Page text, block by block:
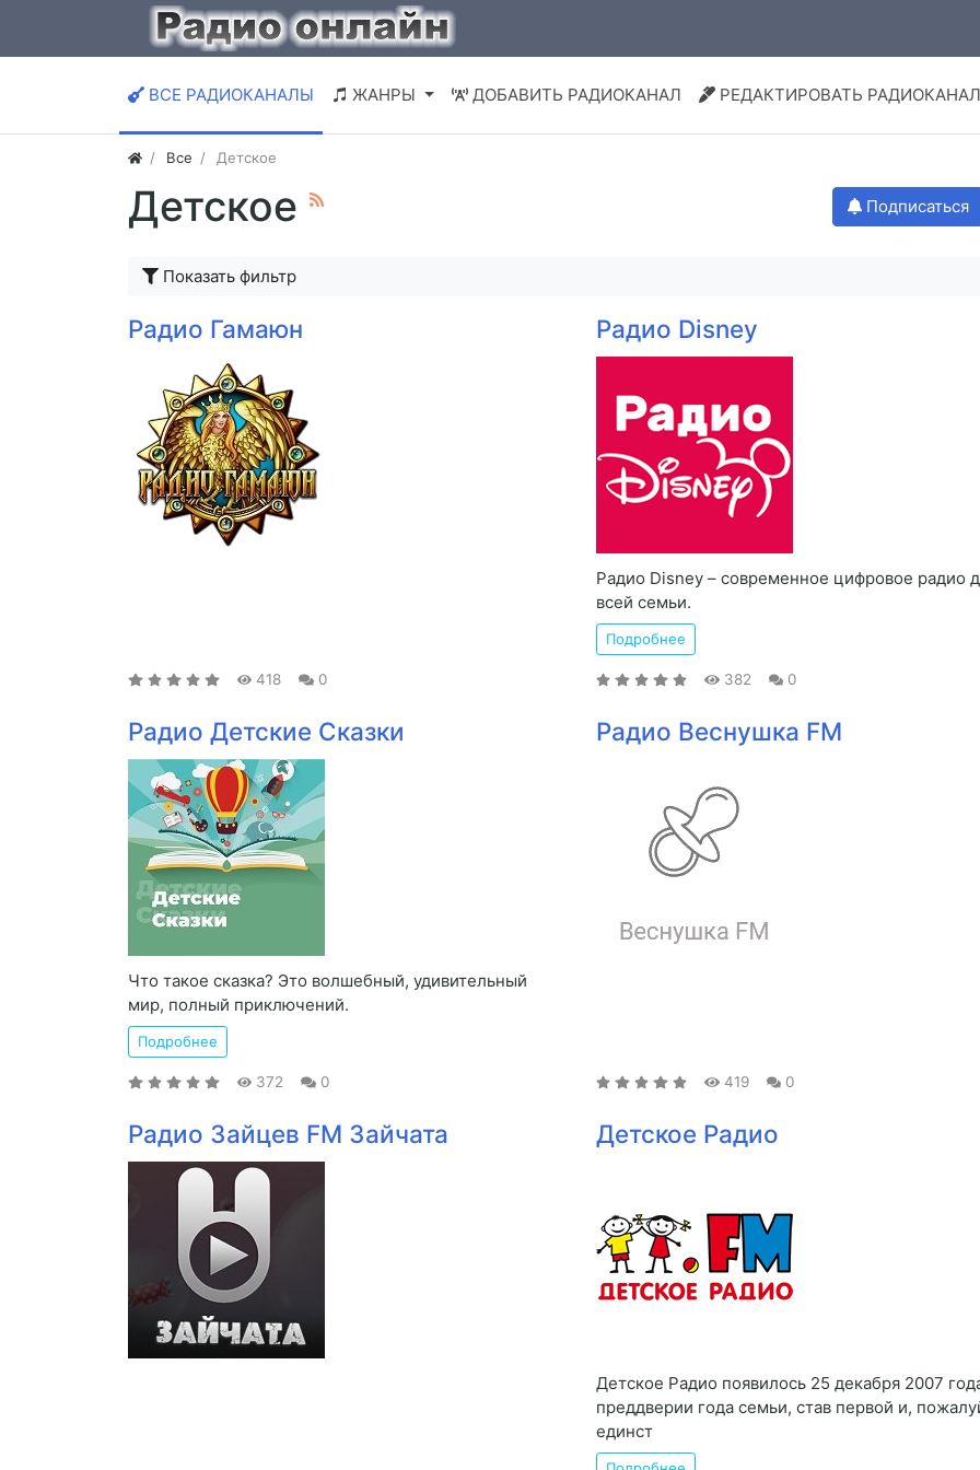
ВСЕ РАДИОКАНАЛЫ ЖАНРЫ ДОБАВИТЬ РАДИОКАНАЛ РЕДАКТИРОВАТЬ РАДИОКАНАЛ
Все Детское
Детское Подписаться
Показать фильтр
Радио Гамаюн
418 0
Радио Disney
Радио Disney – современное цифровое радио
всей семьи.
Подробнее
382 0
Радио Детские Сказки
Что такое сказка? Это волшебный, удивительный
мир, полный приключений.
Подробнее
372 0
Радио Веснушка FM
419 0
Радио Зайцев FM Зайчата Детское Радио
Детское Радио появилось 25 декабря 2007
преддверии года семьи, став первой и,
единст